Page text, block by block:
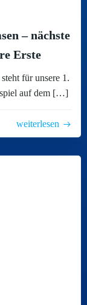
– nächste
Erste
für unsere 1.
auf dem […]
weiterlesen